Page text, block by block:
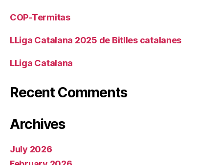
COP-Termitas
LLiga Catalana 2025 de Bitlles catalanes
LLiga Catalana
Recent Comments
Archives
July 2026